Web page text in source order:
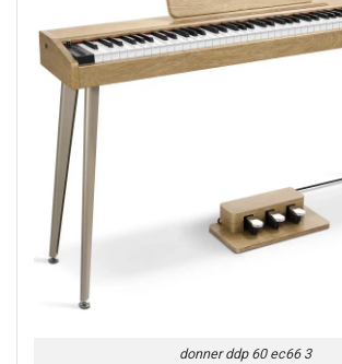
donner ddp 60 ec66 3